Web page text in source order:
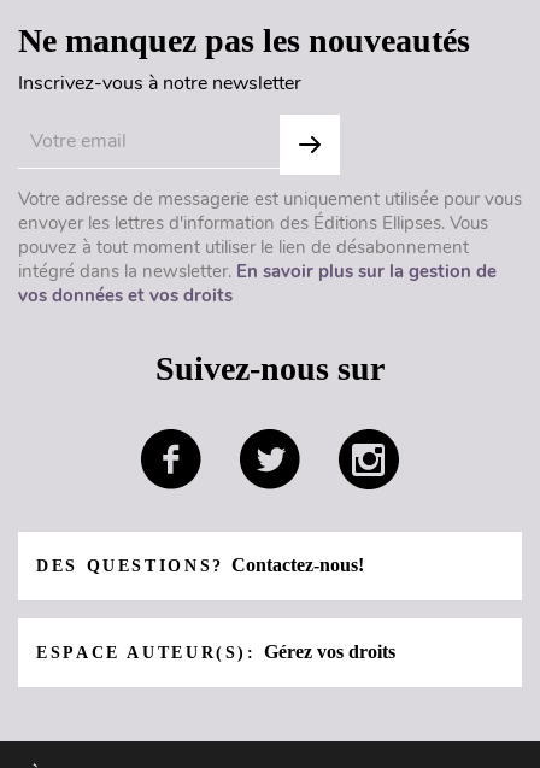
Ne manquez pas les nouveautés
Inscrivez-vous à notre newsletter
Votre adresse de messagerie est uniquement utilisée pour vous
envoyer les lettres d'information des Éditions Ellipses. Vous
pouvez à tout moment utiliser le lien de désabonnement
intégré dans la newsletter. En savoir plus sur la gestion de
vos données et vos droits
Suivez-nous sur
DES QUESTIONS?Contactez-nous!
ESPACE AUTEUR(S):Gérez vos droits